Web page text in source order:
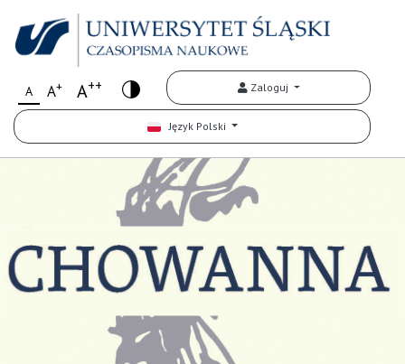
A A+ A++ Zaloguj
Język Polski